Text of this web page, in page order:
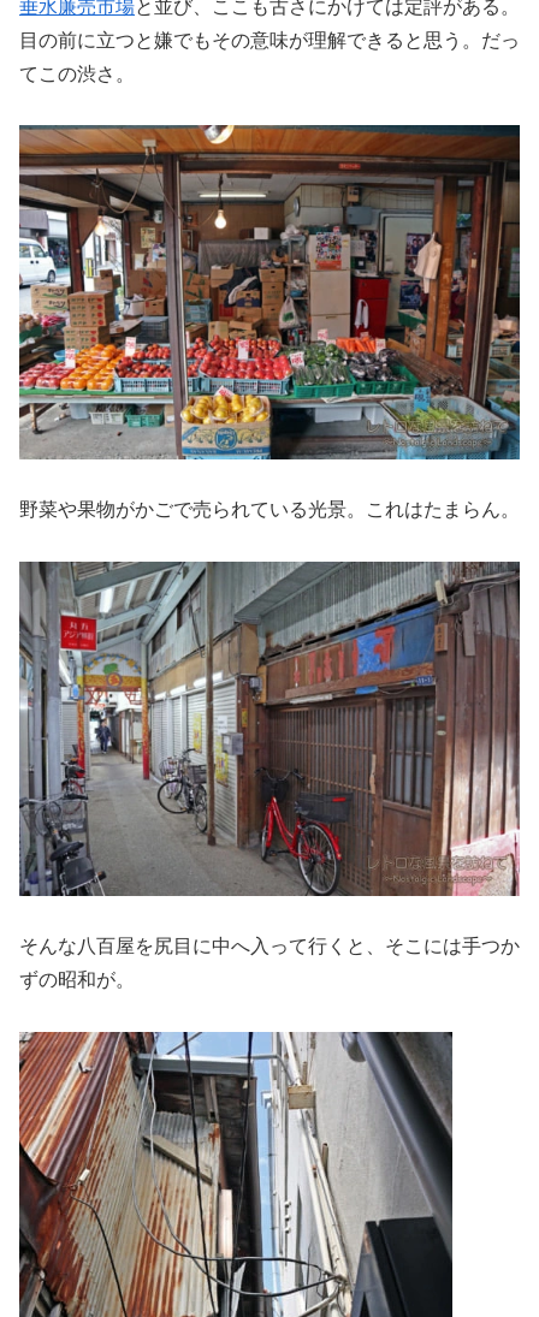
垂水廉売市場と並び、ここも古さにかけては定評がある。
目の前に立つと嫌でもその意味が理解できると思う。だっ
てこの渋さ。
野菜や果物がかごで売られている光景。これはたまらん。
そんな八百屋を尻目に中へ入って行くと、そこには手つか
ずの昭和が。